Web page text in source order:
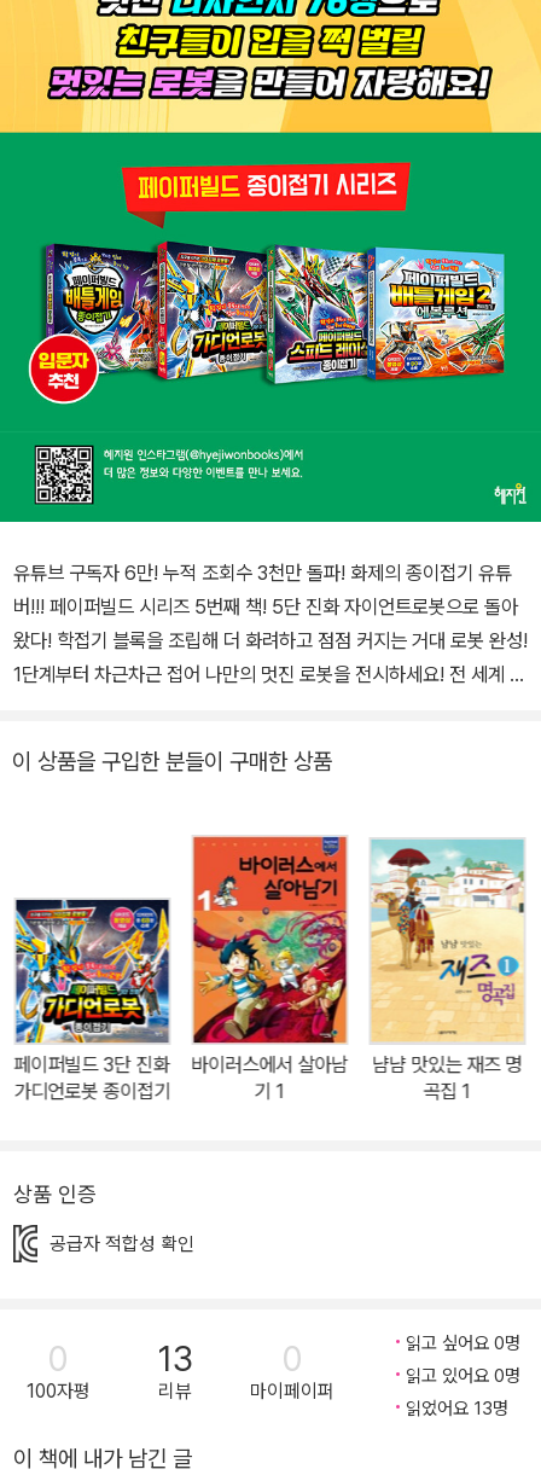
유튜브 구독자 6만! 누적 조회수 3천만 돌파! 화제의 종이접기 유튜
버!!! 페이퍼빌드 시리즈 5번째 책! 5단 진화 자이언트로봇으로 돌아
왔다! 학접기 블록을 조립해 더 화려하고 점점 커지는 거대 로봇 완성!
1단계부터 차근차근 접어 나만의 멋진 로봇을 전시하세요! 전 세계 어
르는 로봇! 이번 책에서는 무려 5단 진화가 가능한 초거대 자이언트
기 때문에 페이퍼빌드의 직강을 들으면서 접을 수 있습니다. 실제 건
담보다 더욱 멋있는 종이 로봇을 접어 학교에 가져가보세요. 모두의
관심을 받는 나도 인기 스타!!! https://youtube.com/shorts/wih
T5eFMqG8?si=ie3F-eN44BBbMOgQ 유튜브 구독자 6만! 누
적 조회수 3천만 돌파! 화제의 종이접기 유튜버!!! 페이퍼빌드 시리즈
5번째 책! 5단 진화 자이언트로봇으로 돌아왔다! 학접기 블록을 조립
해 더 화려하고 점점 커지는 거대 로봇 완성! 1단계부터 차근차근 접
어 나만의 멋진 로봇을 전시하세요! 페이퍼빌드의 다섯 번째 책, 『페
있습니다! 학접기 블록을 접고 조립하고 오려서 만드는 페이퍼빌드
수 없는 특별한 종이접기로, 아이들의 눈을 사로잡는 멋진 무기, 전투
을 접을 수 있으며, 1단계 히어로 빌드맨부터 점점 더 크고 멋진 형태
로 발전합니다. 난이도는 있지만, 그만큼 성취감과 창의력을 키울 수
R코드 동영상으로 해결! 친구들이 입을 쩍 벌릴 멋있는 로봇을 만들
이 상품을 구입한 분들이 구매한 상품
페이퍼빌드 3단 진화
가디언로봇 종이접기
바이러스에서 살아남
기 1
냠냠 맛있는 재즈 명
곡집 1
상품 인증
공급자 적합성 확인
0
100자평
13
리뷰
0
마이페이퍼
읽고 싶어요 0명
읽고 있어요 0명
읽었어요 13명
이 책에 내가 남긴 글